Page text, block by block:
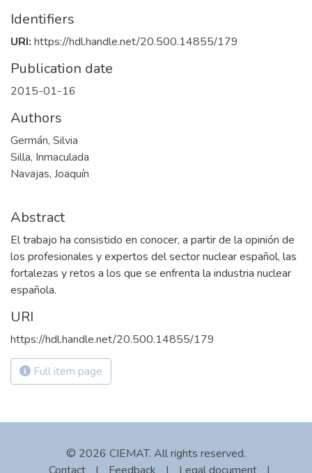
Identifiers
URI: https://hdl.handle.net/20.500.14855/179
Publication date
2015-01-16
Authors
Germán, Silvia
Silla, Inmaculada
Navajas, Joaquín
Abstract
El trabajo ha consistido en conocer, a partir de la opinión de
los profesionales y expertos del sector nuclear español, las
fortalezas y retos a los que se enfrenta la industria nuclear
española.
URI
https://hdl.handle.net/20.500.14855/179
Full item page
© 2026 CIEMAT. All rights reserved.